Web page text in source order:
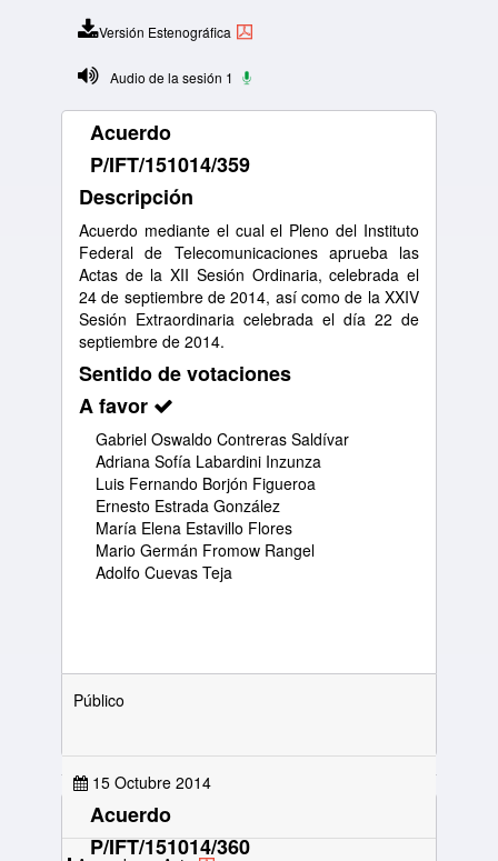
Versión Estenográfica
Audio de la sesión 1
Acuerdo
P/IFT/151014/359
Descripción
Acuerdo mediante el cual el Pleno del Instituto
Federal de Telecomunicaciones aprueba las
Actas de la XII Sesión Ordinaria, celebrada el
24 de septiembre de 2014, así como de la XXIV
Sesión Extraordinaria celebrada el día 22 de
septiembre de 2014.
Sentido de votaciones
A favor
Gabriel Oswaldo Contreras Saldívar
Adriana Sofía Labardini Inzunza
Luis Fernando Borjón Figueroa
Ernesto Estrada González
María Elena Estavillo Flores
Mario Germán Fromow Rangel
Adolfo Cuevas Teja
Público
15 Octubre 2014
Acuerdo
P/IFT/151014/360